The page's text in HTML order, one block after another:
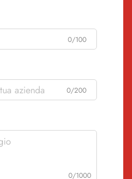
0/100
0/200
0/1000